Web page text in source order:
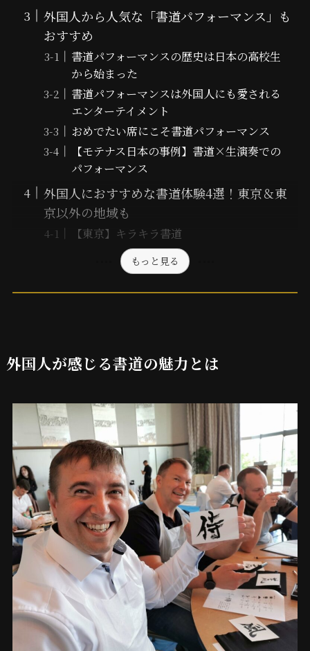
外国人から人気な「書道パフォーマンス」も
おすすめ
書道パフォーマンスの歴史は日本の高校生
から始まった
書道パフォーマンスは外国人にも愛される
エンターテイメント
おめでたい席にこそ書道パフォーマンス
【モテナス日本の事例】書道×生演奏での
パフォーマンス
外国人におすすめな書道体験4選！東京＆東
京以外の地域も
【東京】キラキラ書道
もっと見る
外国人が感じる書道の魅力とは